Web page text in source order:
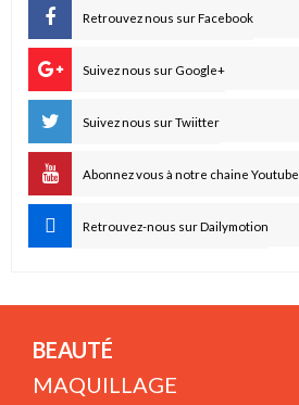
Retrouvez nous sur Facebook
Suivez nous sur Google+
Suivez nous sur Twiitter
Abonnez vous à notre chaine Youtube
Retrouvez-nous sur Dailymotion
BEAUTÉ
MAQUILLAGE